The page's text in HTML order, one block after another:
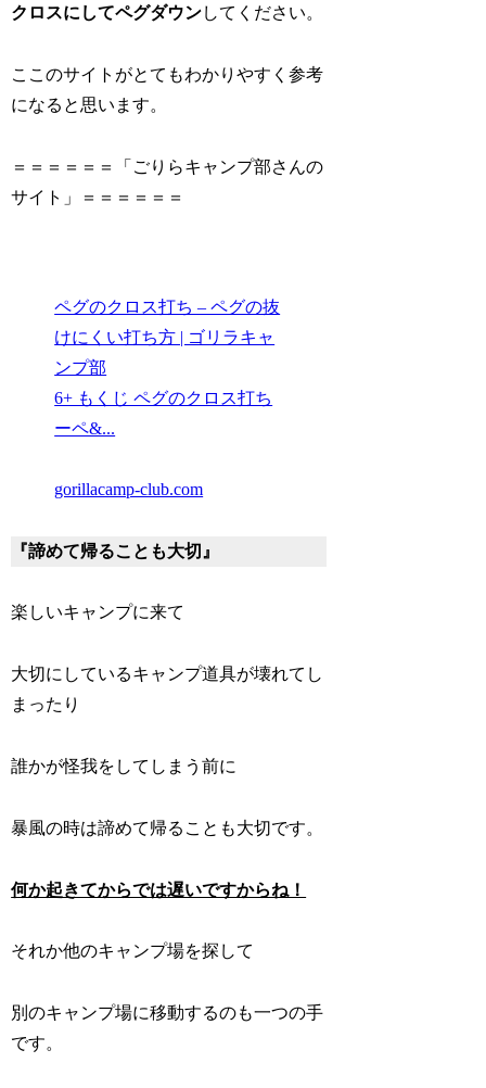
クロスにしてペグダウンしてください。
ここのサイトがとてもわかりやすく参考
になると思います。
＝＝＝＝＝＝「ごりらキャンプ部さんの
サイト」＝＝＝＝＝＝
ペグのクロス打ち – ペグの抜
けにくい打ち方 | ゴリラキャ
ンプ部
6+ もくじ ペグのクロス打ち
ーペ&...
gorillacamp-club.com
『諦めて帰ることも大切』
楽しいキャンプに来て
大切にしているキャンプ道具が壊れてし
まったり
誰かが怪我をしてしまう前に
暴風の時は諦めて帰ることも大切です。
何か起きてからでは遅いですからね！
それか他のキャンプ場を探して
別のキャンプ場に移動するのも一つの手
です。